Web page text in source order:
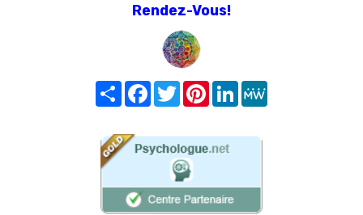
Rendez-Vous!
Share FacebookTwitterPinterest
LinkedIn